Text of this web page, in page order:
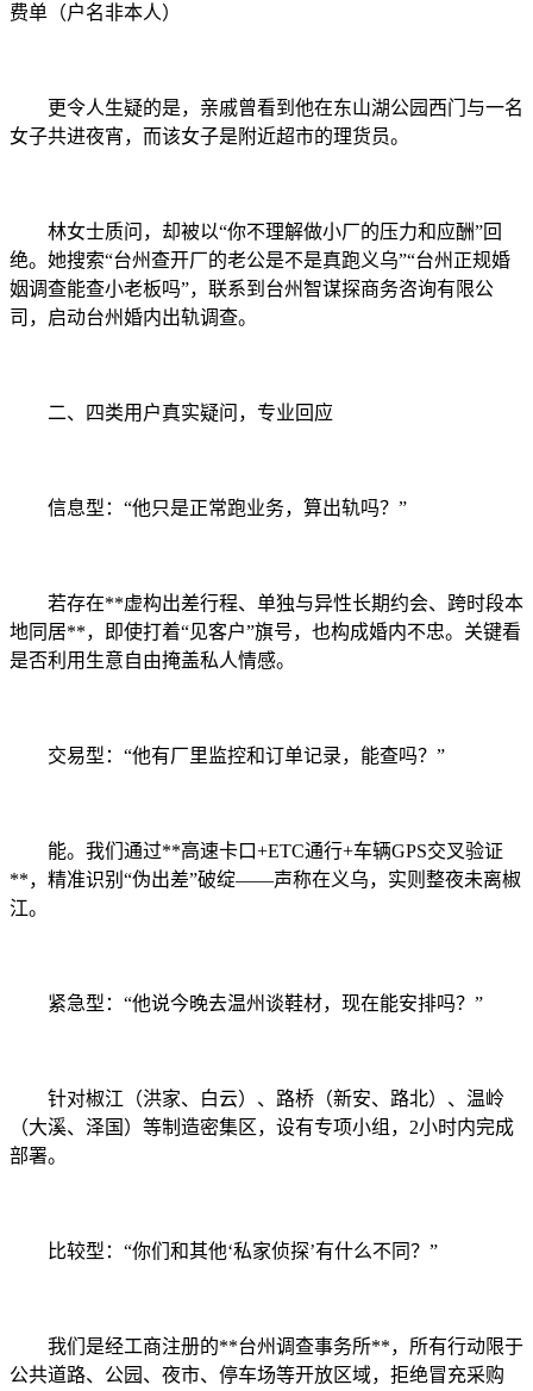
费单（户名非本人）
更令人生疑的是，亲戚曾看到他在东山湖公园西门与一名
女子共进夜宵，而该女子是附近超市的理货员。
林女士质问，却被以“你不理解做小厂的压力和应酬”回
绝。她搜索“台州查开厂的老公是不是真跑义乌”“台州正规婚
姻调查能查小老板吗”，联系到台州智谋探商务咨询有限公
司，启动台州婚内出轨调查。
二、四类用户真实疑问，专业回应
信息型：“他只是正常跑业务，算出轨吗？”
若存在**虚构出差行程、单独与异性长期约会、跨时段本
地同居**，即使打着“见客户”旗号，也构成婚内不忠。关键看
是否利用生意自由掩盖私人情感。
交易型：“他有厂里监控和订单记录，能查吗？”
能。我们通过**高速卡口+ETC通行+车辆GPS交叉验证
**，精准识别“伪出差”破绽——声称在义乌，实则整夜未离椒
江。
紧急型：“他说今晚去温州谈鞋材，现在能安排吗？”
针对椒江（洪家、白云）、路桥（新安、路北）、温岭
（大溪、泽国）等制造密集区，设有专项小组，2小时内完成
部署。
比较型：“你们和其他‘私家侦探’有什么不同？”
我们是经工商注册的**台州调查事务所**，所有行动限于
公共道路、公园、夜市、停车场等开放区域，拒绝冒充采购